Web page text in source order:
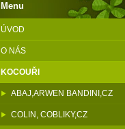
Menu
ÚVOD
O NÁS
KOCOUŘI
ABAJ,ARWEN BANDINI,CZ
COLIN, COBLIKY,CZ